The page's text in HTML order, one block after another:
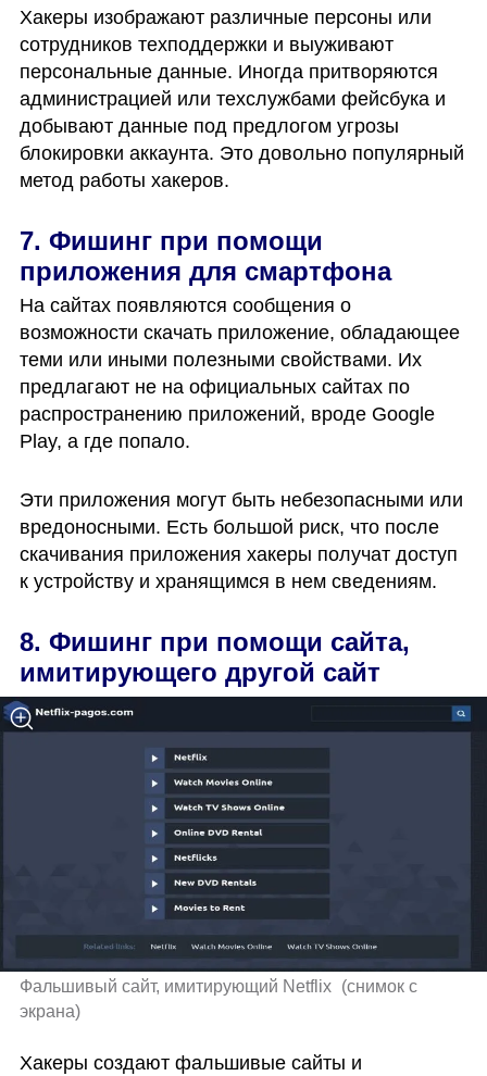
Хакеры изображают различные персоны или
сотрудников техподдержки и выуживают
персональные данные. Иногда притворяются
администрацией или техслужбами фейсбука и
добывают данные под предлогом угрозы
блокировки аккаунта. Это довольно популярный
метод работы хакеров.
7. Фишинг при помощи
приложения для смартфона
На сайтах появляются сообщения о
возможности скачать приложение, обладающее
теми или иными полезными свойствами. Их
предлагают не на официальных сайтах по
распространению приложений, вроде Google
Play, а где попало.
Эти приложения могут быть небезопасными или
вредоносными. Есть большой риск, что после
скачивания приложения хакеры получат доступ
к устройству и хранящимся в нем сведениям.
8. Фишинг при помощи сайта,
имитирующего другой сайт
Фальшивый сайт, имитирующий Netflix (снимок с
экрана)
Хакеры создают фальшивые сайты и